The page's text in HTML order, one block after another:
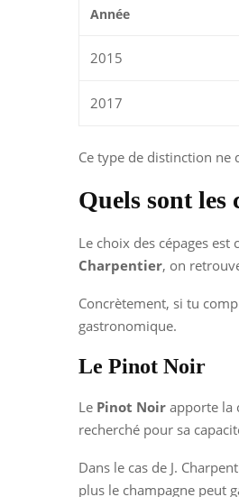
Année
2015
2017
Ce type de distinction ne
Quels sont les
Le choix des cépages
Charpentier, on
Concrètement, si tu
gastronomique.
Le Pinot Noir
Le Pinot Noir apporte la
recherché pour sa
Dans le cas de J.
plus le champagne peut